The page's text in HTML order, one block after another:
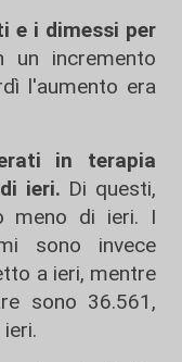
e i dimessi per
un incremento
l'aumento era
in terapia
ieri. Di questi,
meno di ieri. I
sono invece
a ieri, mentre
sono 36.561,